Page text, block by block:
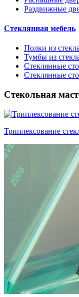
Раздвижные
Стеклянная мебель
Полки из стекла
Тумбы из
Стеклянные
Стеклянные
Стекольная
Триплексование